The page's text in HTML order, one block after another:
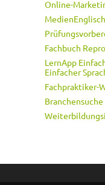
Online-
MedienEnglisch
Fachbuch
LernApp
Einfacher
Fachpraktiker-
Branchensuche